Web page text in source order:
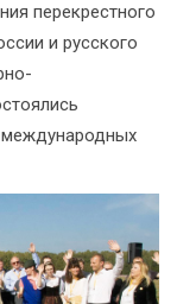
перекрестного
и русского